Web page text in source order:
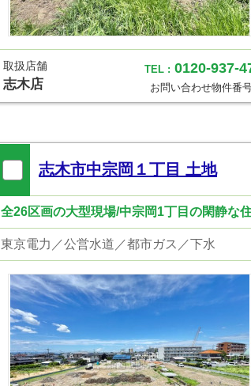
取扱店舗
志木店
TEL : 0120-937-
お問い合わせ物件番
志木市中宗岡１丁目 土地
全26区画の大型現場/中宗岡1丁目の閑静な
東京電力／公営水道／都市ガス／下水